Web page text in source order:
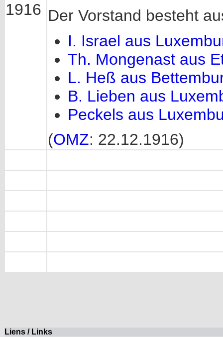
1916 Der Vorstand besteht
I. Israel aus
Th. Mongenast aus
L. Heß aus
B. Lieben aus
Peckels aus
(OMZ: 22.12.1916)
Liens / Links